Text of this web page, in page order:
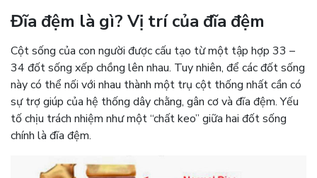
Đĩa đệm là gì? Vị trí của đĩa đệm
Cột sống của con người được cấu tạo từ một tập hợp 33 –
34 đốt sống xếp chồng lên nhau. Tuy nhiên, để các đốt sống
này có thể nối với nhau thành một trụ cột thống nhất cần có
sự trợ giúp của hệ thống dây chằng, gân cơ và đĩa đệm. Yếu
tố chịu trách nhiệm như một “chất keo” giữa hai đốt sống
chính là đĩa đệm.